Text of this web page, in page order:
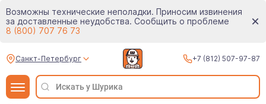
Возможны технические неполадки. Приносим извинения
за доставленные неудобства. Сообщить о проблеме
8 (800) 707 76 73
Санкт-Петербург +7 (812) 507-97-87